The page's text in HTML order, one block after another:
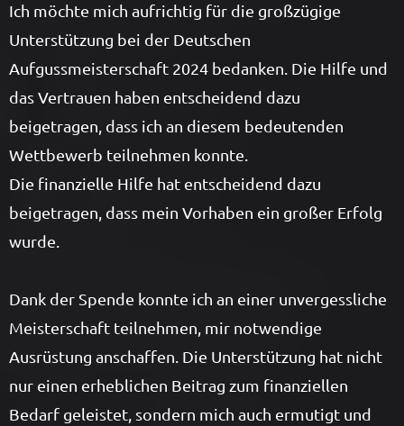
Ich möchte mich aufrichtig für die großzügige
Unterstützung bei der Deutschen
Aufgussmeisterschaft 2024 bedanken. Die Hilfe und
das Vertrauen haben entscheidend dazu
beigetragen, dass ich an diesem bedeutenden
Wettbewerb teilnehmen konnte.
Die finanzielle Hilfe hat entscheidend dazu
beigetragen, dass mein Vorhaben ein großer Erfolg
wurde.
Dank der Spende konnte ich an einer unvergessliche
Meisterschaft teilnehmen, mir notwendige
Ausrüstung anschaffen. Die Unterstützung hat nicht
nur einen erheblichen Beitrag zum finanziellen
Bedarf geleistet, sondern mich auch ermutigt und